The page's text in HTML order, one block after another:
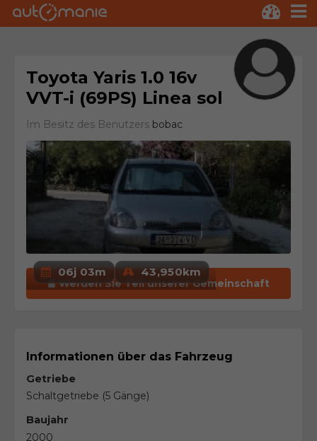
Toyota Yaris 1.0 16v
VVT-i (69PS) Linea sol
Im Besitz des Benutzers bobac
06j 03m 43,950km
Werden Sie Teil unserer Gemeinschaft
Informationen über das Fahrzeug
Getriebe
Schaltgetriebe (5 Gänge)
Baujahr
2000